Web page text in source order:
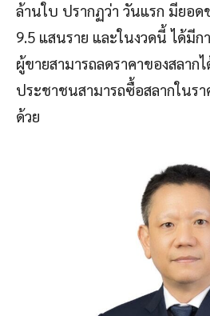
ล้านใบ ปรากฏว่า วันแรก มียอด
9.5 แสนราย และในงวดนี้ ได้มีก
ผู้ขายสามารถลดราคาของสลาก
ประชาชนสามารถซื้อสลากในร
ด้วย